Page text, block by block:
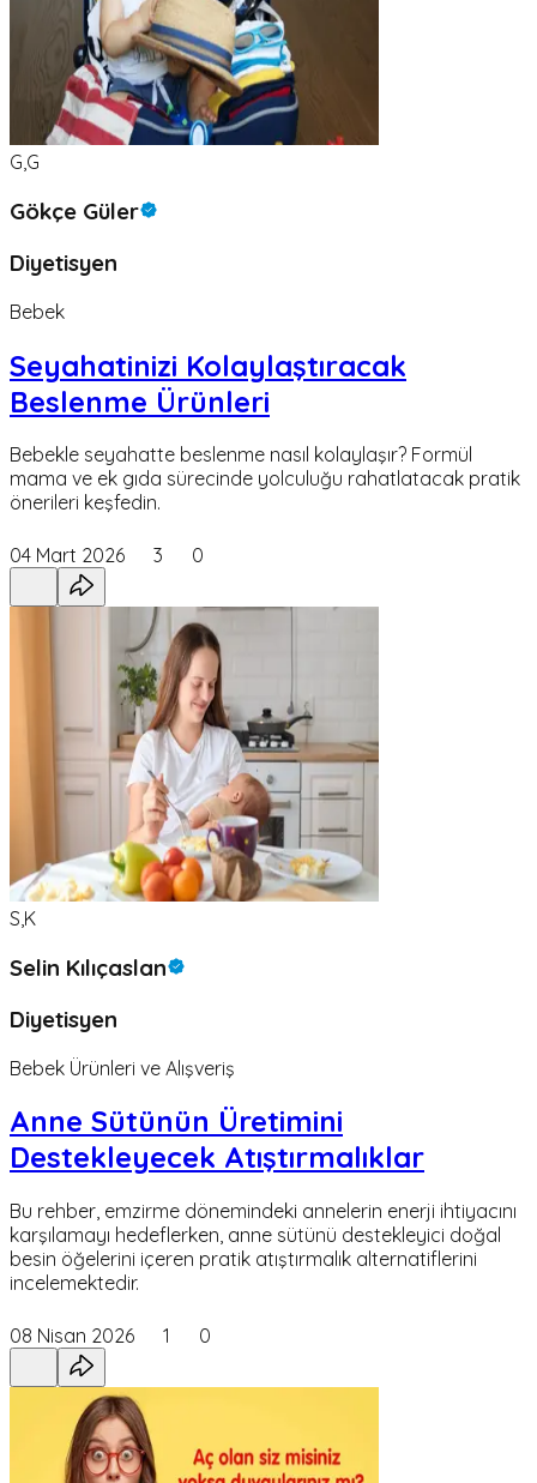
G,G
Gökçe Güler
Diyetisyen
Bebek
Seyahatinizi Kolaylaştıracak
Beslenme Ürünleri
Bebekle seyahatte beslenme nasıl kolaylaşır? Formül
mama ve ek gıda sürecinde yolculuğu rahatlatacak pratik
önerileri keşfedin.
04 Mart 2026 3 0
S,K
Selin Kılıçaslan
Diyetisyen
Bebek Ürünleri ve Alışveriş
Anne Sütünün Üretimini
Destekleyecek Atıştırmalıklar
Bu rehber, emzirme dönemindeki annelerin enerji ihtiyacını
karşılamayı hedeflerken, anne sütünü destekleyici doğal
besin öğelerini içeren pratik atıştırmalık alternatiflerini
incelemektedir.
08 Nisan 2026 1 0